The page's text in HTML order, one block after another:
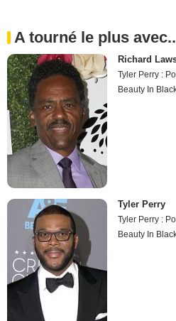
A tourné le plus
Richard
Tyler Perry :
Beauty In
Tyler Perry
Tyler Perry :
Beauty In